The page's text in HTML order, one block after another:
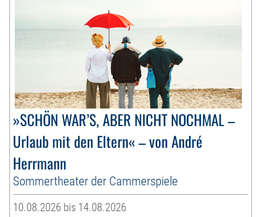
»SCHÖN WAR’S, ABER NICHT NOCHMAL –
Urlaub mit den Eltern« – von André
Herrmann
Sommertheater der Cammerspiele
10.08.2026 bis 14.08.2026